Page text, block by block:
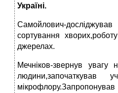
Україні.
Самойлович-
сортування
джерелах.
Мечніков-звернув увагу